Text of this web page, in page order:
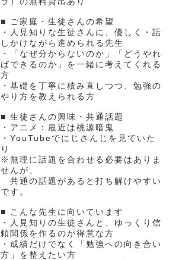
■ ご家庭・生徒さんの希望
・人見知りな生徒さんに、優しく・話
しかけながら進められる先生
・「なぜ分からないのか」「どうやれ
ばできるのか」を一緒に考えてくれる
方
・基礎を丁寧に積み直しつつ、勉強の
やり方を教えられる方
■ 生徒さんの興味・共通話題
・アニメ：最近は桃源暗鬼
・YouTubeでにじさんじを見ていた
り
※無理に話題を合わせる必要はありま
せんが、
共通の話題があると打ち解けやすい
です。
■ こんな先生に向いています
・人見知りの生徒さんと、ゆっくり信
頼関係を作るのが得意な方
・成績だけでなく「勉強への向き合い
方」を整えたい方